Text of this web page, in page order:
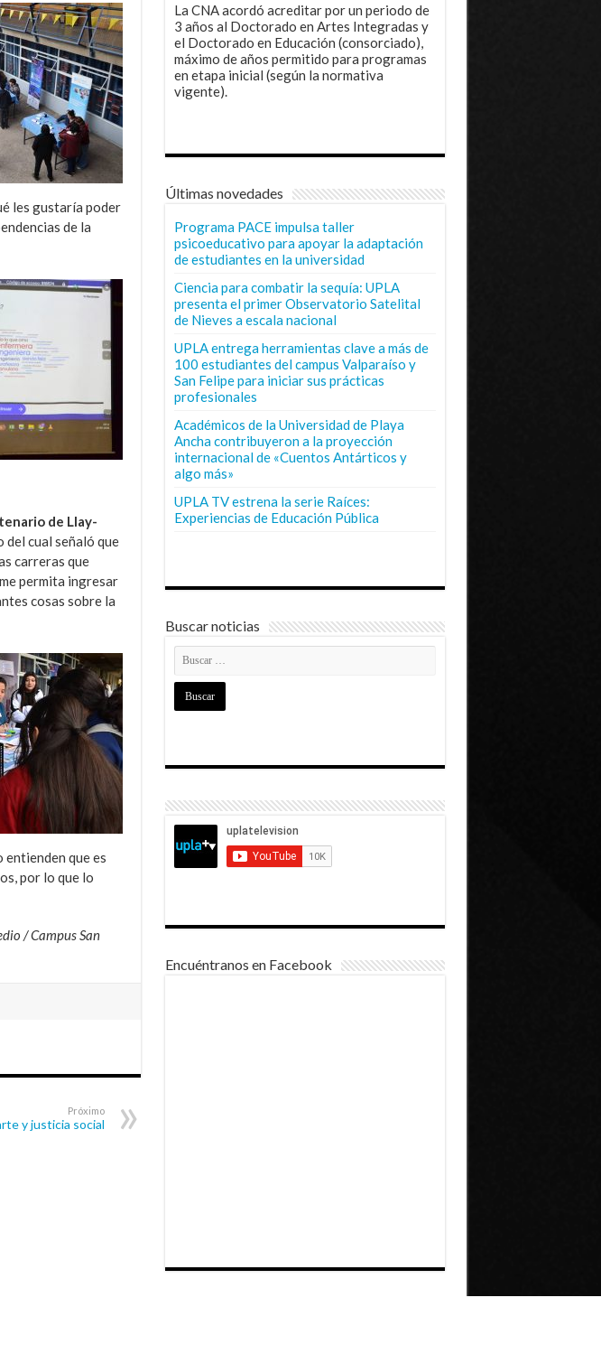
les gustaría poder
de la
de Llay-
del cual señaló que
carreras que
permita ingresar
cosas sobre la
entienden que es
por lo que lo
/ Campus San
Próximo
y justicia social
La CNA acordó acreditar por un periodo de
3 años al Doctorado en Artes Integradas y
el Doctorado en Educación (consorciado),
máximo de años permitido para programas
en etapa inicial (según la normativa
vigente).
Últimas novedades
Programa PACE impulsa taller
psicoeducativo para apoyar la adaptación
de estudiantes en la universidad
Ciencia para combatir la sequía: UPLA
presenta el primer Observatorio Satelital
de Nieves a escala nacional
UPLA entrega herramientas clave a más de
100 estudiantes del campus Valparaíso y
San Felipe para iniciar sus prácticas
profesionales
Académicos de la Universidad de Playa
Ancha contribuyeron a la proyección
internacional de «Cuentos Antárticos y
algo más»
UPLA TV estrena la serie Raíces:
Experiencias de Educación Pública
Buscar noticias
Encuéntranos en Facebook